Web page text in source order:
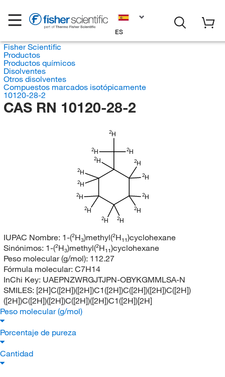
ES
Fisher Scientific
Productos
Productos químicos
Disolventes
Otros disolventes
Compuestos marcados isotópicamente
10120-28-2
CAS RN 10120-28-2
2H
2H
2H
2H
2H 2H
2H
2H
2H
2H
2H
2H
2H
2H
IUPAC Nombre: 1-(²H₃)methyl(²H₁₁)cyclohexane
Sinónimos: 1-(²H₃)methyl(²H₁₁)cyclohexane
Peso molecular (g/mol): 112.27
Fórmula molecular: C7H14
InChi Key: UAEPNZWRGJTJPN-OBYKGMMLSA-N
SMILES: [2H]C([2H])([2H])C1([2H])C([2H])([2H])C([2H])
([2H])C([2H])([2H])C([2H])([2H])C1([2H])[2H]
Peso molecular (g/mol)
Porcentaje de pureza
Cantidad